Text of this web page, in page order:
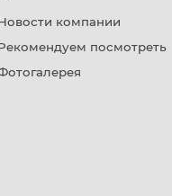
компании
посмотреть